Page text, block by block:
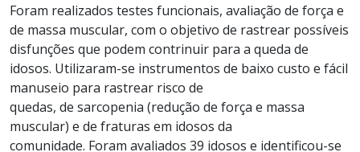
Foram realizados testes funcionais, avaliação de força e
de massa muscular, com o objetivo de rastrear possíveis
disfunções que podem contrinuir para a queda de
idosos. Utilizaram-se instrumentos de baixo custo e fácil
manuseio para rastrear risco de
quedas, de sarcopenia (redução de força e massa
muscular) e de fraturas em idosos da
comunidade. Foram avaliados 39 idosos e identificou-se